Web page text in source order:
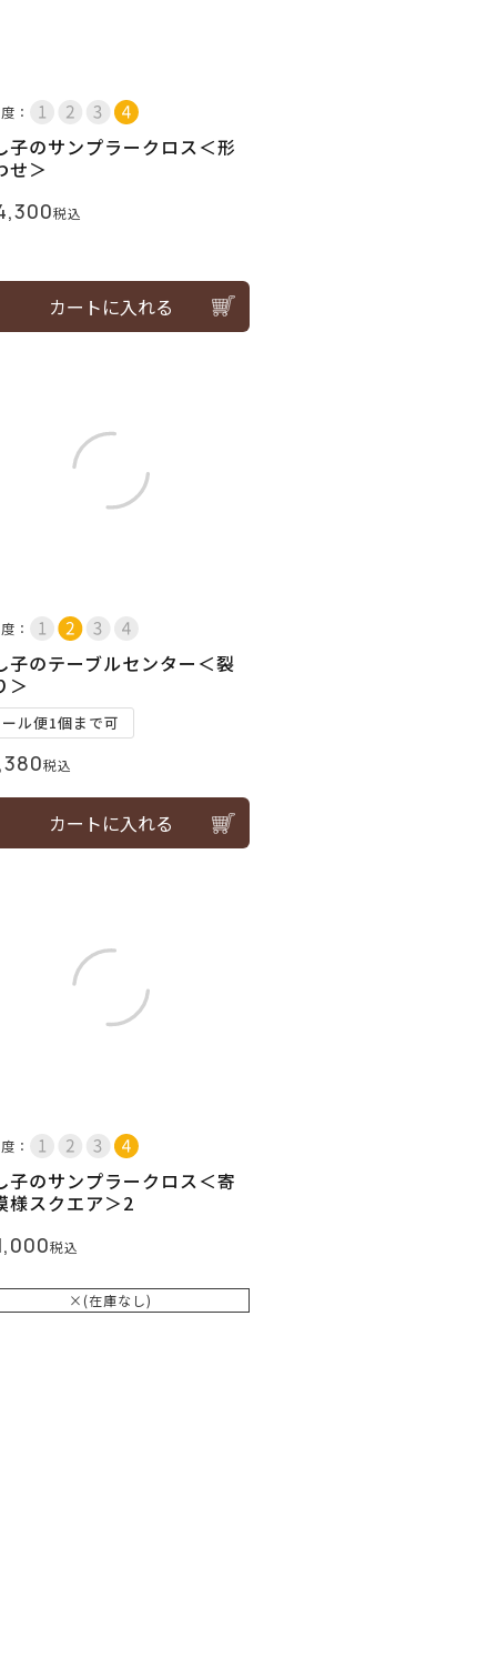
：
子のサンプラークロス＜形
せ＞
税込
カートに入れる
：
子のテーブルセンター＜裂
＞
ル便1個まで可
税込
カートに入れる
：
子のサンプラークロス＜寄
様スクエア＞2
税込
×(在庫なし)